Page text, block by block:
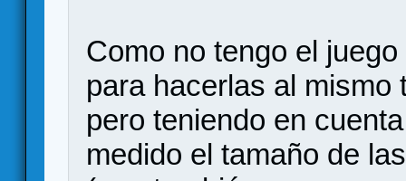
Como no tengo el
para hacerlas al mismo
pero teniendo en
medido el tamaño de